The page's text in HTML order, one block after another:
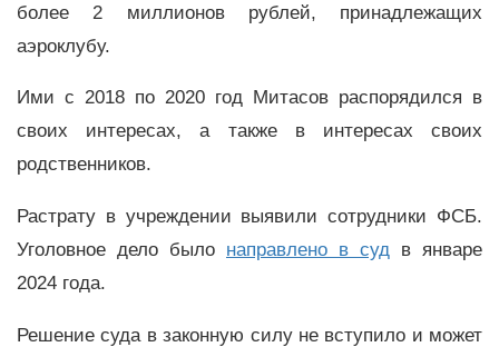
более 2 миллионов рублей, принадлежащих
аэроклубу.
Ими с 2018 по 2020 год Митасов распорядился в
своих интересах, а также в интересах своих
родственников.
Растрату в учреждении выявили сотрудники ФСБ.
Уголовное дело было направлено в суд в январе
2024 года.
Решение суда в законную силу не вступило и может